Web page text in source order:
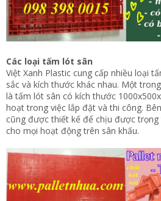
Các loại tấm lót sân
Việt Xanh Plastic cung cấp nhiều loại
sắc và kích thước khác nhau. Một
là tấm lót sân có kích thước
hoạt trong việc lắp đặt và thi công.
cũng được thiết kế để chịu được
cho mọi hoạt động trên sân khấu.